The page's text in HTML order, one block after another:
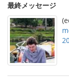
最終メッセージ